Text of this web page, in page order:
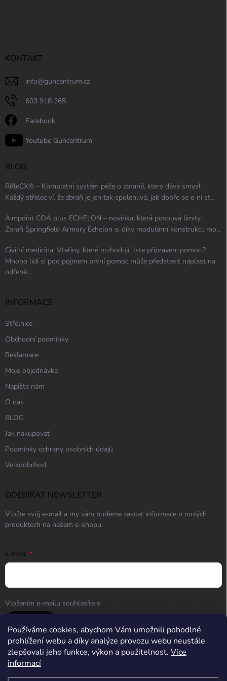
Používáme cookies, abychom Vám umožnili pohodlné
prohlížení webu a díky analýze provozu webu neustále
zlepšovali jeho funkce, výkon a použitelnost. Více
informací
KONTAKT
info@guncentrum.cz
603 918 265
Facebook
Youtube Guncentrum
BLOG
RifleCX® – Kompletní systém péče o zbraně, který dává smysl
Každý střelec ví, že zbraň je jen tak spolehlivá, jak dobře se o ni st...
Aimpoint COA plus ECHELON – novinka, která posouvá limity
Zbraň Springfield Armory Echelon si díky modulární konstrukci, mo...
Civilní medicína: Vteřiny, které rozhodují. Jste připraveni pomoci?
Mnoho lidí si pod pojmem první pomoc může představit náplast na
odřené...
INFORMACE
Střelnice
Obchodní podmínky
Reklamace
Moje objednávka
Napište nám
O nás
BLOG
Jak nakupovat
Podmínky ochrany osobních údajů
Velkoobchod
ODEBÍRAT NEWSLETTER
Vložte svůj e-mail a my vám budeme zasílat informace o nových
produktech na našem e-shopu.
E-MAIL
Vložením e-mailu souhlasíte s